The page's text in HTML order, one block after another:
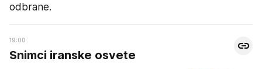
odbrane.
19:00
Snimci iranske osvete